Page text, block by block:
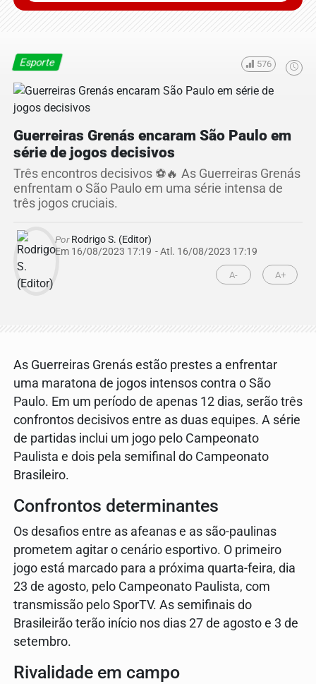
Esporte 576
Guerreiras Grenás encaram São Paulo em
série de jogos decisivos
Três encontros decisivos ⚽🔥 As Guerreiras Grenás
enfrentam o São Paulo em uma série intensa de
três jogos cruciais.
PorRodrigo S. (Editor)
Em 16/08/2023 17:19 - Atl. 16/08/2023 17:19
A- A+
As Guerreiras Grenás estão prestes a enfrentar
uma maratona de jogos intensos contra o São
Paulo. Em um período de apenas 12 dias, serão três
confrontos decisivos entre as duas equipes. A série
de partidas inclui um jogo pelo Campeonato
Paulista e dois pela semifinal do Campeonato
Brasileiro.
Confrontos determinantes
Os desafios entre as afeanas e as são-paulinas
prometem agitar o cenário esportivo. O primeiro
jogo está marcado para a próxima quarta-feira, dia
23 de agosto, pelo Campeonato Paulista, com
transmissão pelo SporTV. As semifinais do
Brasileirão terão início nos dias 27 de agosto e 3 de
setembro.
Rivalidade em campo